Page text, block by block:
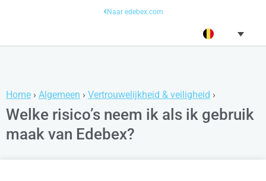
Naar edebex.com
Home › Algemeen › Vertrouwelijkheid & veiligheid ›
Welke risico’s neem ik als ik gebruik
maak van Edebex?